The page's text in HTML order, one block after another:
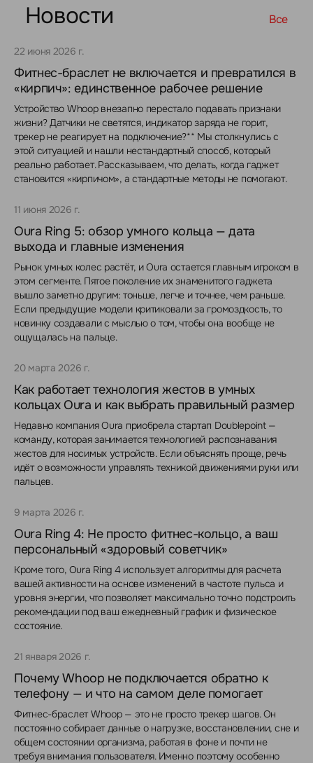
Новости Все
22 июня 2026 г.
Фитнес-браслет не включается и превратился в
«кирпич»: единственное рабочее решение
Устройство Whoop внезапно перестало подавать признаки
жизни? Датчики не светятся, индикатор заряда не горит,
трекер не реагирует на подключение?** Мы столкнулись с
этой ситуацией и нашли нестандартный способ, который
реально работает. Рассказываем, что делать, когда гаджет
становится «кирпичом», а стандартные методы не помогают.
11 июня 2026 г.
Oura Ring 5: обзор умного кольца — дата
выхода и главные изменения
Рынок умных колес растёт, и Oura остается главным игроком в
этом сегменте. Пятое поколение их знаменитого гаджета
вышло заметно другим: тоньше, легче и точнее, чем раньше.
Если предыдущие модели критиковали за громоздкость, то
новинку создавали с мыслью о том, чтобы она вообще не
ощущалась на пальце.
20 марта 2026 г.
Как работает технология жестов в умных
кольцах Oura и как выбрать правильный размер
Недавно компания Oura приобрела стартап Doublepoint —
команду, которая занимается технологией распознавания
жестов для носимых устройств. Если объяснять проще, речь
идёт о возможности управлять техникой движениями руки или
пальцев.
9 марта 2026 г.
Oura Ring 4: Не просто фитнес-кольцо, а ваш
персональный «здоровый советчик»
Кроме того, Oura Ring 4 использует алгоритмы для расчета
вашей активности на основе изменений в частоте пульса и
уровня энергии, что позволяет максимально точно подстроить
рекомендации под ваш ежедневный график и физическое
состояние.
21 января 2026 г.
Почему Whoop не подключается обратно к
телефону — и что на самом деле помогает
Фитнес-браслет Whoop — это не просто трекер шагов. Он
постоянно собирает данные о нагрузке, восстановлении, сне и
общем состоянии организма, работая в фоне и почти не
требуя внимания пользователя. Именно поэтому особенно